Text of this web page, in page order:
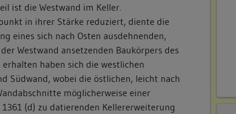
ist die Westwand im Keller.
in ihrer Stärke reduziert, diente die
eines sich nach Osten ausdehnenden,
Westwand ansetzenden Baukörpers des
erhalten haben sich die westlichen
Südwand, wobei die östlichen, leicht nach
möglicherweise einer
(d) zu datierenden Kellererweiterung